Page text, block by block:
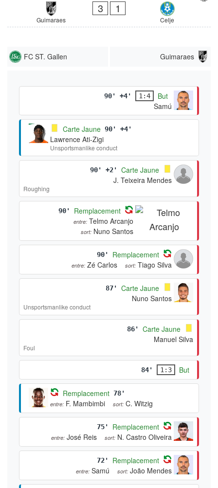
Guimaraes
3 1
Celje
FC ST. Gallen Guimaraes
90' +4' 1:4
But
Samú
Carte Jaune 90' +4'
Lawrence Ati-Zigi
Unsportsmanlike conduct
90' +2'
Carte Jaune
J. Teixeira Mendes
Roughing
90' Remplacement
entre: Telmo Arcanjo
sort: Nuno Santos
90' Remplacement
entre: Zé Carlos sort: Tiago Silva
87'
Carte Jaune
Nuno Santos
Unsportsmanlike conduct
86'
Carte Jaune
Manuel Silva
Foul
84' 1:3 But
Remplacement 78'
entre: F. Mambimbi sort: C. Witzig
75' Remplacement
entre: José Reis sort: N. Castro Oliveira
72' Remplacement
entre: Samú sort: João Mendes